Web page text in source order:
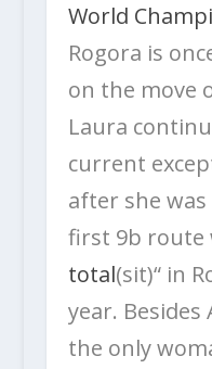
World
Rogora is
on the move
Laura
current
after she
first 9b route
total(sit)“ in
year. Besides
the only